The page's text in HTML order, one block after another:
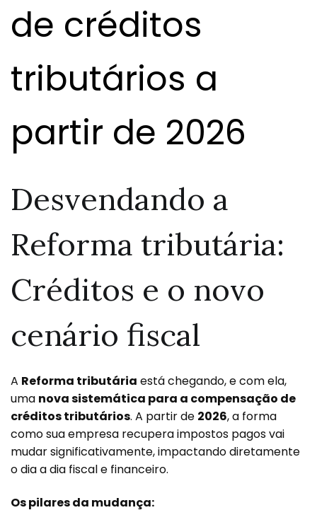
de créditos
tributários a
partir de 2026
Desvendando a
Reforma tributária:
Créditos e o novo
cenário fiscal
A Reforma tributária está chegando, e com ela,
uma nova sistemática para a compensação de
créditos tributários. A partir de 2026, a forma
como sua empresa recupera impostos pagos vai
mudar significativamente, impactando diretamente
o dia a dia fiscal e financeiro.
Os pilares da mudança: